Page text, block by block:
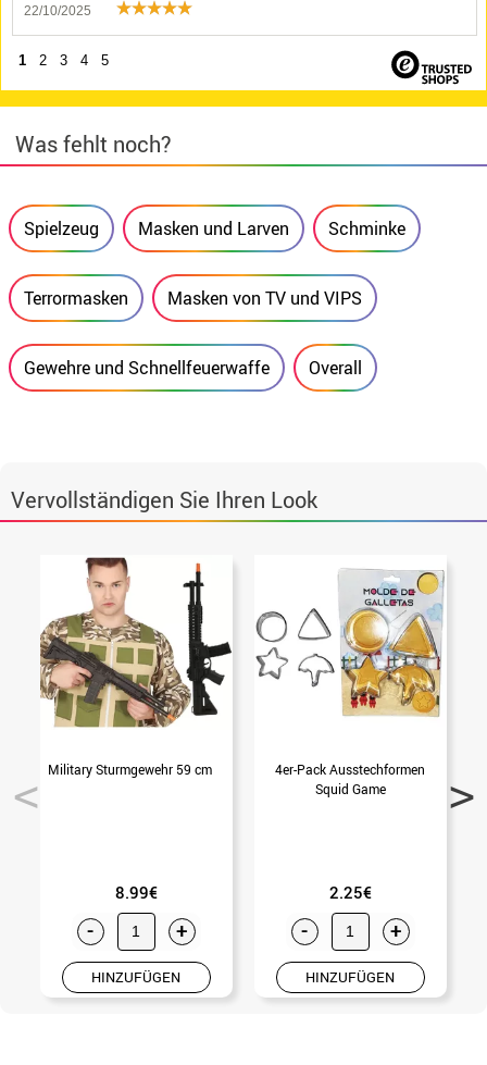
22/10/2025
1 2 3 4 5
Was fehlt noch?
Spielzeug Masken und Larven Schminke
Terrormasken Masken von TV und VIPS
Gewehre und Schnellfeuerwaffe Overall
Vervollständigen Sie Ihren Look
Military Sturmgewehr 59 cm
8.99€
- +
HINZUFÜGEN
4er-Pack Ausstechformen
Squid Game
2.25€
- +
HINZUFÜGEN